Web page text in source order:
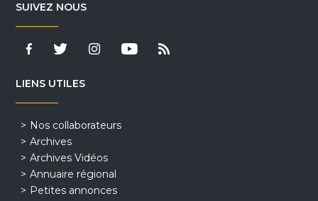
SUIVEZ NOUS
LIENS UTILES
Nos collaborateurs
Archives
Archives Vidéos
Annuaire régional
Petites annonces